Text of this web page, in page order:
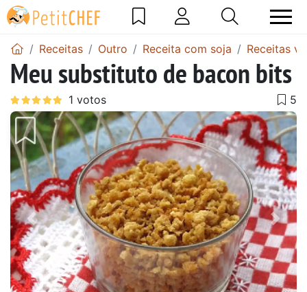
Receitas Outro Receita com soja Receitas
Meu substituto de bacon bits
Anterior Next